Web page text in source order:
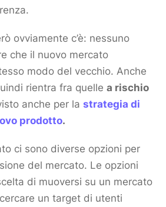
.
ovviamente c’è: nessuno
che il nuovo mercato
modo del vecchio. Anche
rientra fra quelle a rischio
anche per la strategia di
prodotto.
ci sono diverse opzioni per
del mercato. Le opzioni
di muoversi su un mercato
un target di utenti